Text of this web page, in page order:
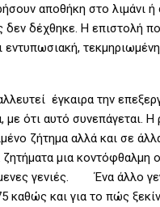
αποθήκη στο λιμάνι
δέχθηκε. Η επιστολή
έγκαιρα την
ότι αυτό συνεπάγεται. Η
ζήτημα αλλά και σε
μια κοντόφθαλμη
γενιές. Ένα άλλο
καθώς και για το πώς